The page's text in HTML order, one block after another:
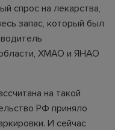
спрос на лекарства,
запас, который был
ХМАО и ЯНАО
на такой
РФ приняло
И сейчас